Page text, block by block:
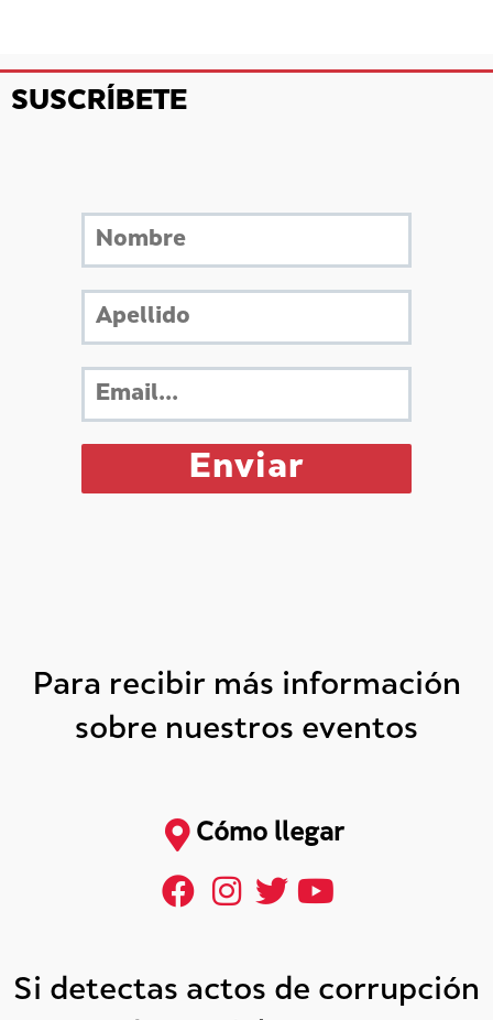
SUSCRÍBETE
Para recibir más información
sobre nuestros eventos
Cómo llegar
Si detectas actos de corrupción